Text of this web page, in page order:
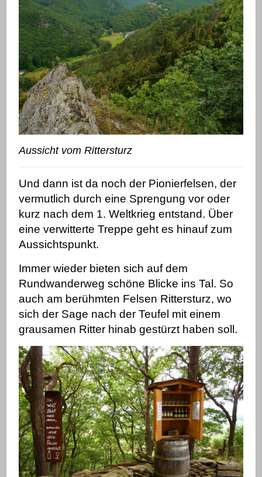
Aussicht vom Rittersturz
Und dann ist da noch der Pionierfelsen, der
vermutlich durch eine Sprengung vor oder
kurz nach dem 1. Weltkrieg entstand. Über
eine verwitterte Treppe geht es hinauf zum
Aussichtspunkt.
Immer wieder bieten sich auf dem
Rundwanderweg schöne Blicke ins Tal. So
auch am berühmten Felsen Rittersturz, wo
sich der Sage nach der Teufel mit einem
grausamen Ritter hinab gestürzt haben soll.